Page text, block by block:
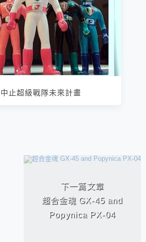
止超級戰隊未來計畫
下一篇文章
超合金魂 GX-45 and
Popynica PX-04